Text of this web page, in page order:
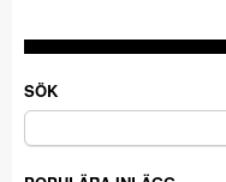
SÖK
Sök
efter: